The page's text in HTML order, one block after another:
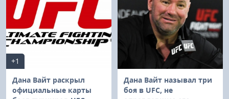
+1
Дана Вайт раскрыл
официальные карты
Дана Вайт называл три
боя в UFC, не